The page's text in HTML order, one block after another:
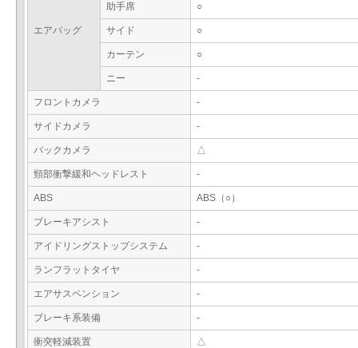
エアバッグ
助手席 ○
サイド ○
カーテン ○
ニー -
フロントカメラ -
サイドカメラ -
バックカメラ △
頸部衝撃緩和ヘッドレスト -
ABS ABS（○）
ブレーキアシスト -
アイドリングストップシステム -
ランフラットタイヤ -
エアサスペンション -
ブレーキ系装備 -
衝突軽減装置 △